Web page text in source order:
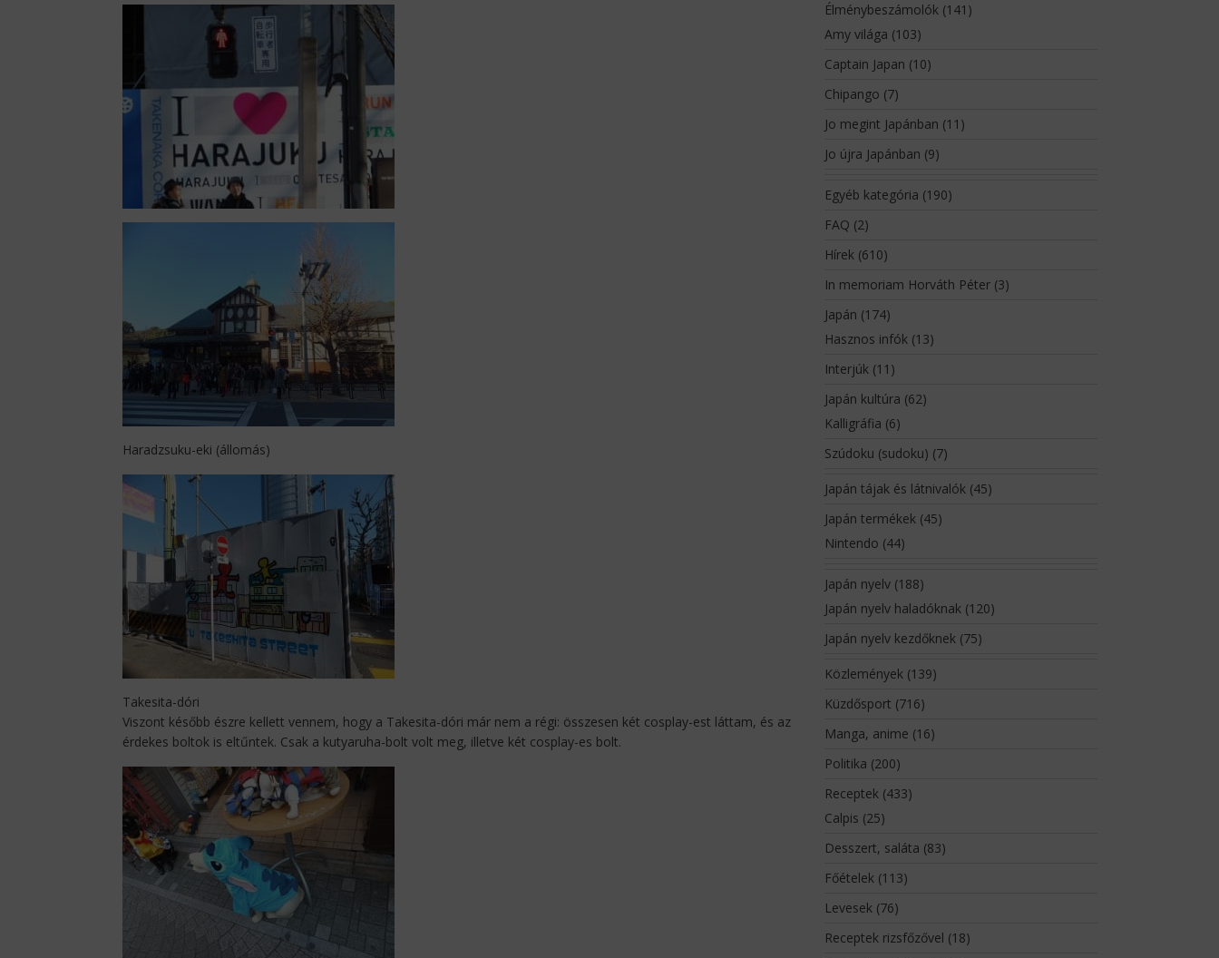
Haradzsuku-eki (állomás)
Takesita-dóri
Viszont később észre kellett vennem, hogy a Takesita-dóri már nem a régi: összesen két cosplay-est láttam, és az
érdekes boltok is eltűntek. Csak a kutyaruha-bolt volt meg, illetve két cosplay-es bolt.
Élménybeszámolók(141)
Amy világa (103)
Captain Japan (10)
Chipango (7)
Jo megint Japánban (11)
Jo újra Japánban (9)
Egyéb kategória (190)
FAQ (2)
Hírek(610)
In memoriam Horváth Péter(3)
Japán (174)
Hasznos infók(13)
Interjúk(11)
Japán kultúra (62)
Kalligráfia (6)
Szúdoku (sudoku) (7)
Japán tájak és látnivalók(45)
Japán termékek(45)
Nintendo (44)
Japán nyelv(188)
Japán nyelv haladóknak(120)
Japán nyelv kezdőknek(75)
Közlemények(139)
Küzdősport (716)
Manga, anime (16)
Politika (200)
Receptek(433)
Calpis (25)
Desszert, saláta (83)
Főételek(113)
Levesek(76)
Receptek rizsfőzővel (18)